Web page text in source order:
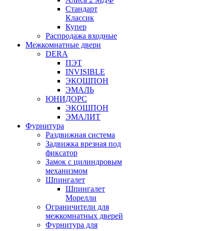
Стандарт
Классик
Купер
Распродажа входные
Межкомнатные двери
DERA
ПЭТ
INVISIBLE
ЭКОШПОН
ЭМАЛЬ
ЮНИДОРС
ЭКОШПОН
ЭМАЛИТ
Фурнитура
Раздвижная система
Задвижка врезная под
фиксатор
Замок с цилиндровым
механизмом
Шпингалет
Шпингалет
Морелли
Ограничители для
межкомнатных дверей
Фурнитура для